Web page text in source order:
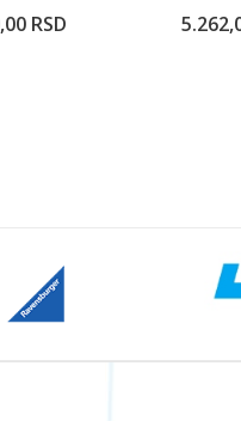
RSD